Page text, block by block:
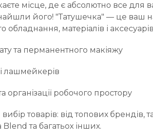
місце, де є абсолютно все для
його! "Татушечка" — це ваш
обладнання, матеріалів і
та перманентного макіяжу
лашмейкерів
організації робочого простору
товарів: від топових брендів,
Blend та багатьох інших.